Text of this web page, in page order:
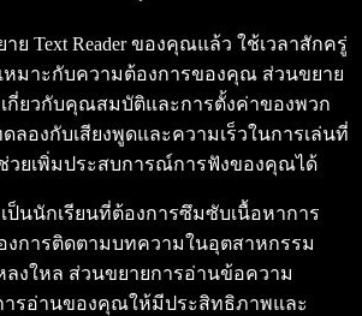
ย Text Reader ของคุณแล้ว ใช้เวลาสักครู่
หมาะกับความต้องการของคุณ ส่วนขยาย
กี่ยวกับคุณสมบัติและการตั้งค่าของพวก
ลองกับเสียงพูดและความเร็วในการเล่นที่
วยเพิ่มประสบการณ์การฟังของคุณได้
ป็นนักเรียนที่ต้องการซึมซับเนื้อหาการ
งการติดตามบทความในอุตสาหกรรม
งใหล ส่วนขยายการอ่านข้อความ
ารอ่านของคุณให้มีประสิทธิภาพและ